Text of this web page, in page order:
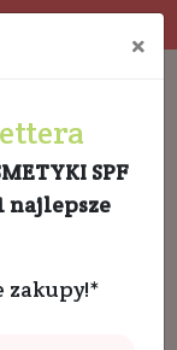
×
SPF
najlepsze
zakupy!*